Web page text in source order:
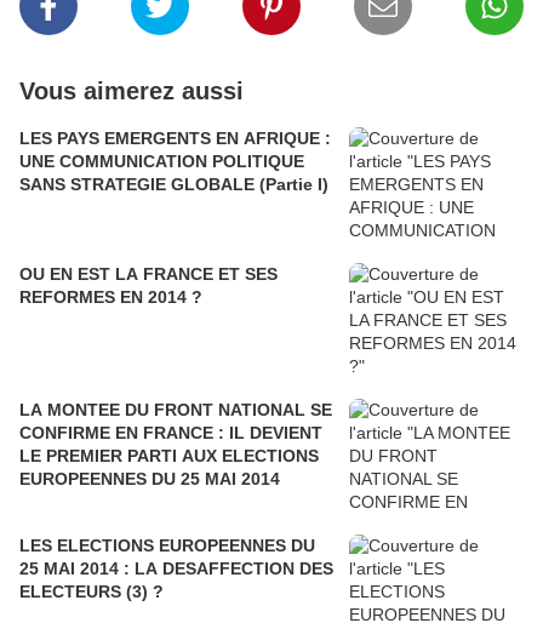
Vous aimerez aussi
LES PAYS EMERGENTS EN AFRIQUE :
UNE COMMUNICATION POLITIQUE
SANS STRATEGIE GLOBALE (Partie I)
OU EN EST LA FRANCE ET SES
REFORMES EN 2014 ?
LA MONTEE DU FRONT NATIONAL SE
CONFIRME EN FRANCE : IL DEVIENT
LE PREMIER PARTI AUX ELECTIONS
EUROPEENNES DU 25 MAI 2014
LES ELECTIONS EUROPEENNES DU
25 MAI 2014 : LA DESAFFECTION DES
ELECTEURS (3) ?